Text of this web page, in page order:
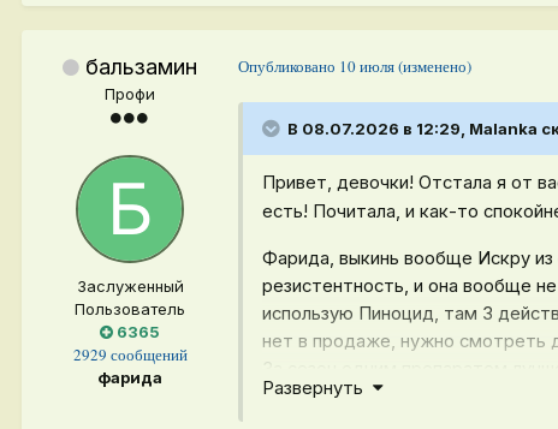
бальзамин
Профи
Заслуженный
Пользователь
6365
2929 сообщений
фарида
Опубликовано 10 июля(изменено)
В 08.07.2026 в 12:29, Malanka
Привет, девочки! Отстала я от
есть! Почитала, и как-то
Фарида, выкинь вообще Искру из
резистентность, и она вообще
использую Пиноцид, там 3
нет в продаже, нужно смотреть
За сезон одним препаратом
препарата с разным
Развернуть